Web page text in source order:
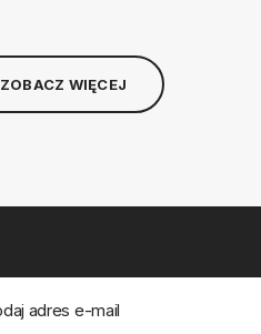
ZOBACZ WIĘCEJ